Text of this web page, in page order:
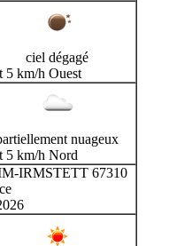
ciel dégagé
5 km/h Ouest
nuageux
5 km/h Nord
IRMSTETT 67310